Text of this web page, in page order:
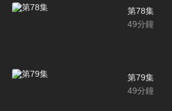
第78集
49分鐘
第79集
49分鐘